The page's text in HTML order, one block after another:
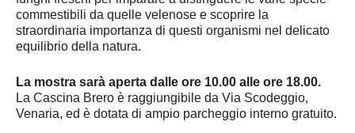
commestibili da quelle velenose e scoprire la
straordinaria importanza di questi organismi nel delicato
equilibrio della natura.
La mostra sarà aperta dalle ore 10.00 alle ore 18.00.
La Cascina Brero è raggiungibile da Via Scodeggio,
Venaria, ed è dotata di ampio parcheggio interno gratuito.